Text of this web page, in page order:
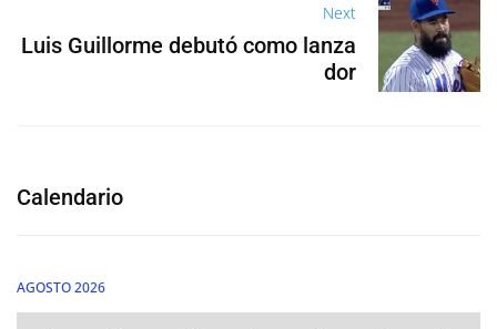
Next
Luis Guillorme debutó como lanza
dor
Calendario
AGOSTO 2026